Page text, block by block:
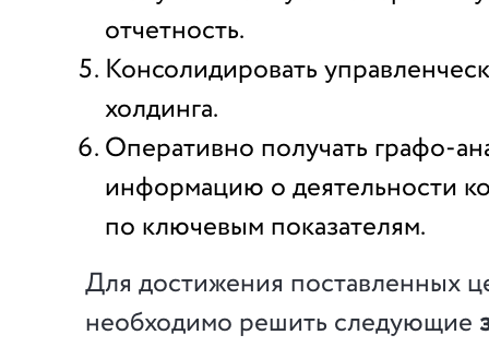
отчетность.
Консолидировать
холдинга.
Оперативно получать графо-
информацию о деятельности
по ключевым показателям.
Для достижения поставленных
необходимо решить следующие